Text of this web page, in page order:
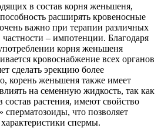
в состав корня женьшеня,
расширять кровеносные
важно при терапии различных
– импотенции. Благодаря
корня женьшеня
кровоснабжение всех органов
сделать эрекцию более
корень женьшеня также имеет
на семенную жидкость, так как
растения, имеют свойство
сперматозоиды, что позволяет
спермы.